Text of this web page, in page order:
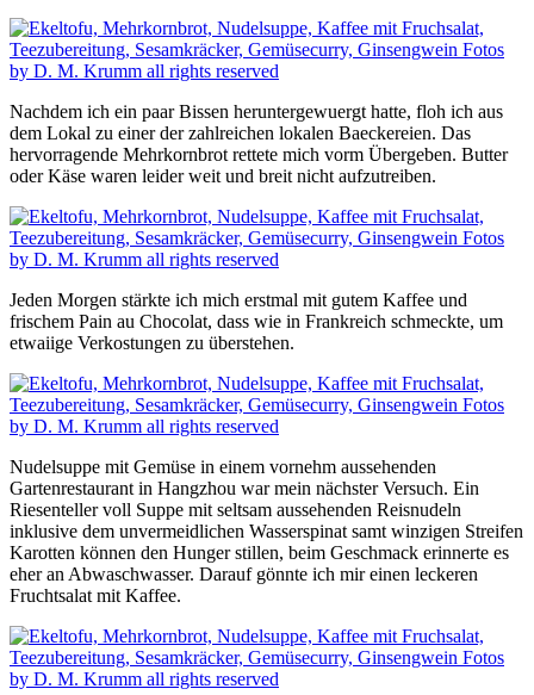
Nachdem ich ein paar Bissen heruntergewuergt hatte, floh ich aus
dem Lokal zu einer der zahlreichen lokalen Baeckereien. Das
hervorragende Mehrkornbrot rettete mich vorm Übergeben. Butter
oder Käse waren leider weit und breit nicht aufzutreiben.
Jeden Morgen stärkte ich mich erstmal mit gutem Kaffee und
frischem Pain au Chocolat, dass wie in Frankreich schmeckte, um
etwaiige Verkostungen zu überstehen.
Nudelsuppe mit Gemüse in einem vornehm aussehenden
Gartenrestaurant in Hangzhou war mein nächster Versuch. Ein
Riesenteller voll Suppe mit seltsam aussehenden Reisnudeln
inklusive dem unvermeidlichen Wasserspinat samt winzigen Streifen
Karotten können den Hunger stillen, beim Geschmack erinnerte es
eher an Abwaschwasser. Darauf gönnte ich mir einen leckeren
Fruchtsalat mit Kaffee.